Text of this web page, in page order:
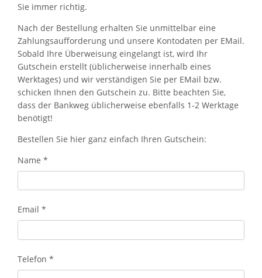
Sie immer richtig.
Nach der Bestellung erhalten Sie unmittelbar eine
Zahlungsaufforderung und unsere Kontodaten per EMail.
Sobald Ihre Überweisung eingelangt ist, wird Ihr
Gutschein erstellt (üblicherweise innerhalb eines
Werktages) und wir verständigen Sie per EMail bzw.
schicken Ihnen den Gutschein zu. Bitte beachten Sie,
dass der Bankweg üblicherweise ebenfalls 1-2 Werktage
benötigt!
Bestellen Sie hier ganz einfach Ihren Gutschein:
Name *
Email *
Telefon *